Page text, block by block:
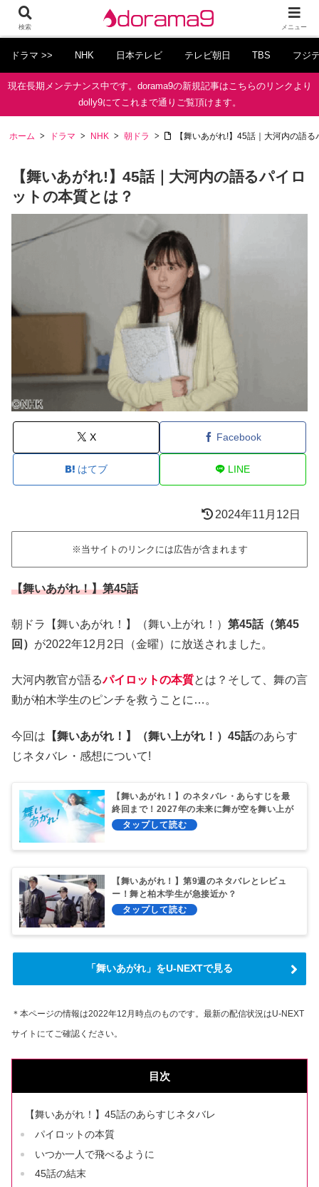
ドラマ >> NHK 日本テレビ テレビ朝日 TBS フジ
現在長期メンテナンス中です。dorama9の新規記事はこちらのリンクより
dolly9にてこれまで通りご覧頂けます。
ホーム ドラマ NHK 朝ドラ 【舞いあがれ!】45話｜大河内の語
【舞いあがれ!】45話｜大河内の語るパイロ
ットの本質とは？
X Facebook
はてブ LINE
2024年11月12日
※当サイトのリンクには広告が含まれます
【舞いあがれ！】第45話
朝ドラ【舞いあがれ！】（舞い上がれ！） 第45話（第45
回） が2022年12月2日（金曜）に放送されました。
大河内教官が語るパイロットの本質とは？そして、舞の言
動が柏木学生のピンチを救うことに…。
今回は 【舞いあがれ！】（舞い上がれ！）45話のあらす
じネタバレ・感想について!
【舞いあがれ！】のネタバレ・あらすじを最
終回まで！2027年の未来に舞が空を舞い上が
る！？
【舞いあがれ！】第9週のネタバレとレビュ
ー！舞と柏木学生が急接近か？
「舞いあがれ」をU-NEXTで見る
＊本ページの情報は2022年12月時点のものです。最新の配信状況はU-NEXT
サイトにてご確認ください。
目次
【舞いあがれ！】45話のあらすじネタバレ
パイロットの本質
いつか一人で飛べるように
45話の結末
検索 メニュー